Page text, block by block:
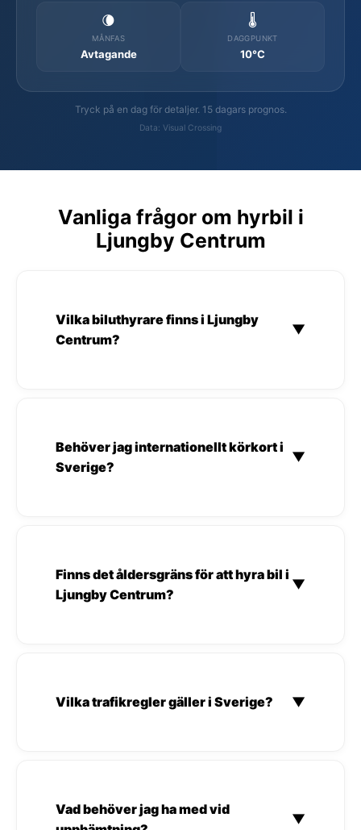
🌘
MÅNFAS
Avtagande
🌡️
DAGGPUNKT
10°C
Tryck på en dag för detaljer. 15 dagars prognos.
Data: Visual Crossing
Vanliga frågor om hyrbil i
Ljungby Centrum
Vilka biluthyrare finns i Ljungby
Centrum?
▼
Behöver jag internationellt körkort i
Sverige?
▼
Finns det åldersgräns för att hyra bil i
Ljungby Centrum?
▼
Vilka trafikregler gäller i Sverige? ▼
Vad behöver jag ha med vid
▼